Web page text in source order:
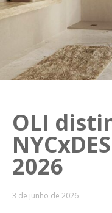
OLI
2026
3 de junho de 2026